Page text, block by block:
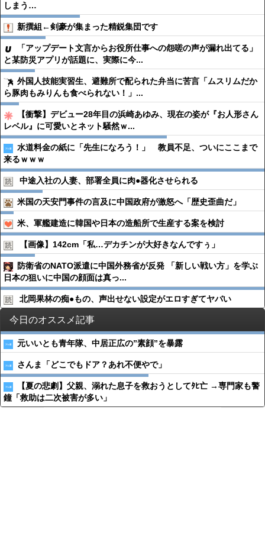
しまう…
新撰組←剣豪が集まった精鋭集団です
「アップデート文言からお役所仕事への怨嗟の声が漏れ出てる」
と某防災アプリが話題に、実際に今...
外国人技能実習生、避難所で配られた弁当に苦言「ムスリムだか
ら豚肉もみりんも食べられない！」...
【衝撃】デビュー28年目の浜崎あゆみ、現在の姿が『お人形さん
レベル』に可愛いとネット騒然ｗ...
水道料金の紙に「先生になろう！」 教員不足、ついにここまで
来るｗｗｗ
中途入社の人妻、部署全員に肉●︎器化させられる
米国の天安門事件の言及に中国政府が激怒へ「歴史歪曲だ」
米、軍艦建造に韓国や日本の造船所で生産する案を検討
【画像】142cm「私…デカチンが大好きなんですぅ」
防衛省のNATO派遣に中国外務省が反発 「新しい戦い方」を学ぶ
日本の狙いに中国の顔面は真っ...
北岡果林の痴●︎もの、声出せない設定がエロすぎてヤバい
今日のオススメ記事
元いいとも青年隊、中居正広の”素顔”を暴露
さんま「どこでもドア？あれ不便やで」
【夏の悲劇】父親、溺れた息子を救おうとしてﾀﾋ亡 →専門家も警
鐘「救助は二次被害が多い」